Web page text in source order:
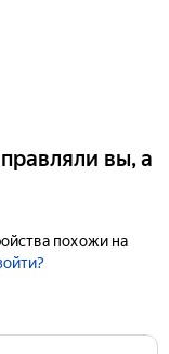
вы, а
похожи на